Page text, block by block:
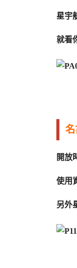
星宇
就看
名
開放
使用
另外